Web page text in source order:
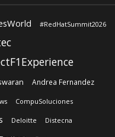
#RedHatSummit2026
Andrea Fernandez
CompuSoluciones
Deloitte Distecna